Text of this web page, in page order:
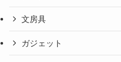
文房具
ガジェット